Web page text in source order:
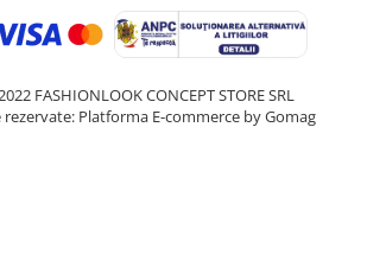
FASHIONLOOK CONCEPT STORE SRL
Platforma E-commerce by Gomag